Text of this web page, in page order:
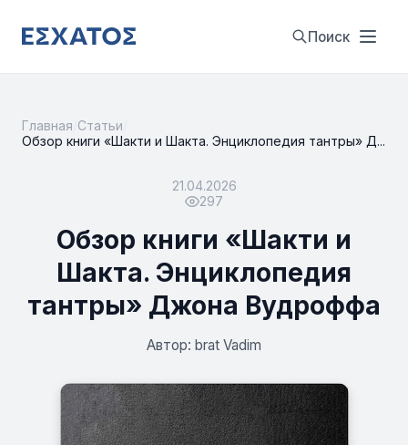
Поиск
Главная Статьи
Обзор книги «Шакти и Шакта. Энциклопедия тантры» Д...
21.04.2026
297
Обзор книги «Шакти и
Шакта. Энциклопедия
тантры» Джона Вудроффа
Автор: brat Vadim